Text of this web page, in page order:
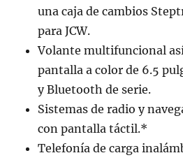
una caja de cambios
para JCW.
Volante multifuncional
pantalla a color de 6.5
y Bluetooth de serie.
Sistemas de radio y
con pantalla táctil.*
Telefonía de carga